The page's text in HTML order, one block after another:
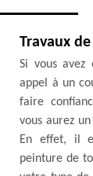
Travaux
Si vous
appel à un
faire
vous aurez
En effet, il
peinture de